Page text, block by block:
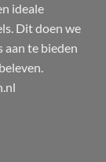
ideale
Dit doen we
aan te bieden